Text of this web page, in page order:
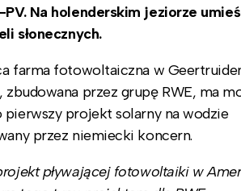
Na holenderskim jeziorze
słonecznych.
farma fotowoltaiczna w
zbudowana przez grupę RWE, ma
pierwszy projekt solarny na wodzie
przez niemiecki koncern.
pływającej fotowoltaiki w